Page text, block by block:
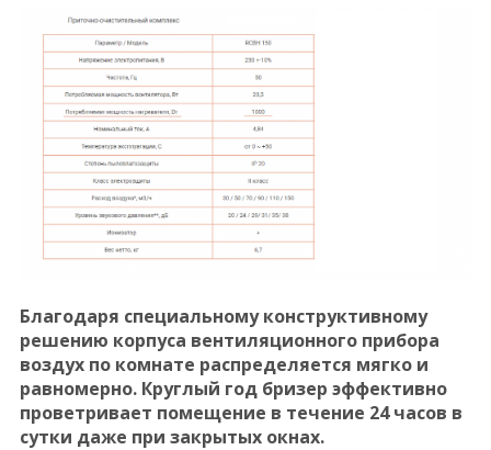
Благодаря специальному конструктивному
решению корпуса вентиляционного прибора
воздух по комнате распределяется мягко и
равномерно. Круглый год бризер эффективно
проветривает помещение в течение 24 часов в
сутки даже при закрытых окнах.